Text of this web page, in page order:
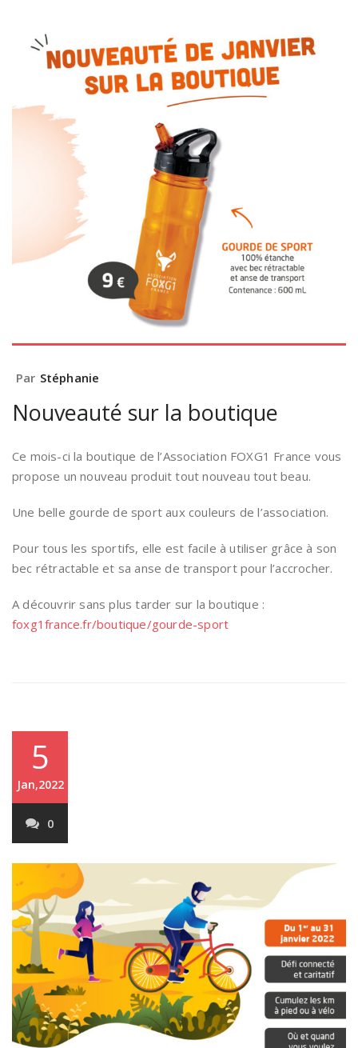
Par Stéphanie
Nouveauté sur la boutique
Ce mois-ci la boutique de l’Association FOXG1 France vous
propose un nouveau produit tout nouveau tout beau.
Une belle gourde de sport aux couleurs de l’association.
Pour tous les sportifs, elle est facile à utiliser grâce à son
bec rétractable et sa anse de transport pour l’accrocher.
A découvrir sans plus tarder sur la boutique :
foxg1france.fr/boutique/gourde-sport
5
Jan,2022
0